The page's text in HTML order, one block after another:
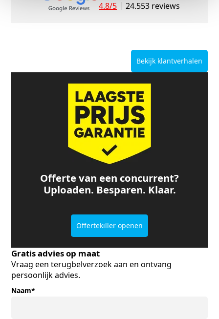
4.8/5 24.553 reviews
Bekijk klantverhalen
Offerte van een concurrent?
Uploaden. Besparen. Klaar.
Offertekiller openen
Gratis advies op maat
Vraag een terugbelverzoek aan en ontvang
persoonlijk advies.
Naam*